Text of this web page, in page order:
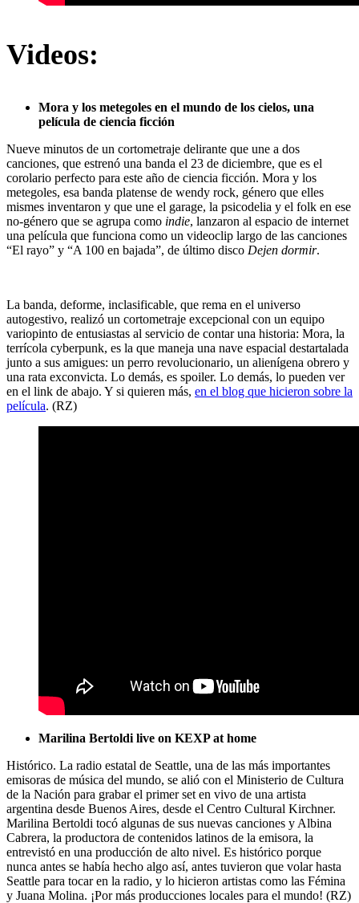
Videos:
Mora y los metegoles en el mundo de los cielos, una
película de ciencia ficción
Nueve minutos de un cortometraje delirante que une a dos
canciones, que estrenó una banda el 23 de diciembre, que es el
corolario perfecto para este año de ciencia ficción. Mora y los
metegoles, esa banda platense de wendy rock, género que elles
mismes inventaron y que une el garage, la psicodelia y el folk en ese
no-género que se agrupa como indie, lanzaron al espacio de internet
una película que funciona como un videoclip largo de las canciones
“El rayo” y “A 100 en bajada”, de último disco Dejen dormir.
La banda, deforme, inclasificable, que rema en el universo
autogestivo, realizó un cortometraje excepcional con un equipo
variopinto de entusiastas al servicio de contar una historia: Mora, la
terrícola cyberpunk, es la que maneja una nave espacial destartalada
junto a sus amigues: un perro revolucionario, un alienígena obrero y
una rata exconvicta. Lo demás, es spoiler. Lo demás, lo pueden ver
en el link de abajo. Y si quieren más, en el blog que hicieron sobre la
película. (RZ)
Marilina Bertoldi live on KEXP at home
Histórico. La radio estatal de Seattle, una de las más importantes
emisoras de música del mundo, se alió con el Ministerio de Cultura
de la Nación para grabar el primer set en vivo de una artista
argentina desde Buenos Aires, desde el Centro Cultural Kirchner.
Marilina Bertoldi tocó algunas de sus nuevas canciones y Albina
Cabrera, la productora de contenidos latinos de la emisora, la
entrevistó en una producción de alto nivel. Es histórico porque
nunca antes se había hecho algo así, antes tuvieron que volar hasta
Seattle para tocar en la radio, y lo hicieron artistas como las Fémina
y Juana Molina. ¡Por más producciones locales para el mundo! (RZ)